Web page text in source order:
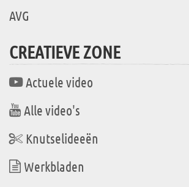
AVG
CREATIEVE ZONE
Actuele video
Alle video's
Knutselideeën
Werkbladen